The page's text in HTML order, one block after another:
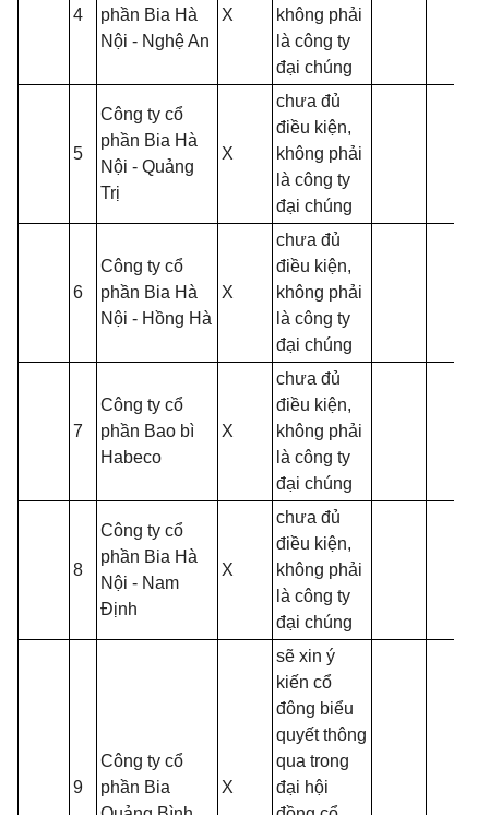
4
phần Bia Hà
Nội - Nghệ An
X
không phải
là công ty
đại chúng
5
Công ty cổ
phần Bia Hà
Nội - Quảng
Trị
X
chưa đủ
điều kiện,
không phải
là công ty
đại chúng
6
Công ty cổ
phần Bia Hà
Nội - Hồng Hà
X
chưa đủ
điều kiện,
không phải
là công ty
đại chúng
7
Công ty cổ
phần Bao bì
Habeco
X
chưa đủ
điều kiện,
không phải
là công ty
đại chúng
8
Công ty cổ
phần Bia Hà
Nội - Nam
Định
X
chưa đủ
điều kiện,
không phải
là công ty
đại chúng
9
Công ty cổ
phần Bia
X
sẽ xin ý
kiến cổ
đông biểu
quyết thông
qua trong
đại hội